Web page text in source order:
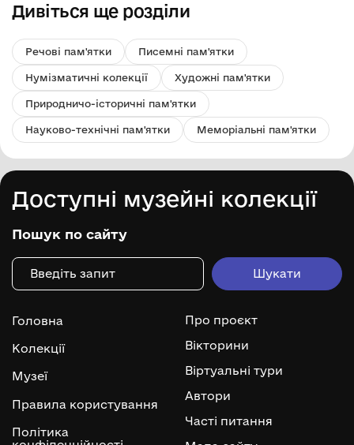
Дивіться ще розділи
Речові пам'ятки Писемні пам'ятки
Нумізматичні колекції Художні пам'ятки
Природничо-історичні пам'ятки
Науково-технічні пам'ятки Меморіальні пам'ятки
Доступні музейні колекції
Пошук по сайту
Головна
Колекції
Музеї
Правила користування
Політика
Про проєкт
Вікторини
Віртуальні тури
Автори
Часті питання